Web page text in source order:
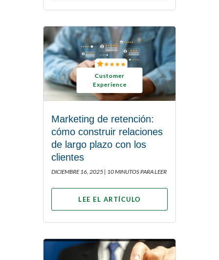
Customer
Experience
Marketing de retención:
cómo construir relaciones
de largo plazo con los
clientes
DICIEMBRE 16, 2025 | 10 MINUTOS PARA LEER
LEE EL ARTÍCULO